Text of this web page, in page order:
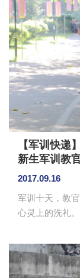
下，随着动感的
肩，动作整齐，
不到抹黑早起的
热，训练任务重
这首歌的旋律轻
屁股等简单准备
【军训快
新生军训教
2017.09.16
军训十天，教
心灵上的洗礼。 “军训是大学生迈入大学必经的一课，
竞争与合作意
生习惯和文明生活
上军装的那一